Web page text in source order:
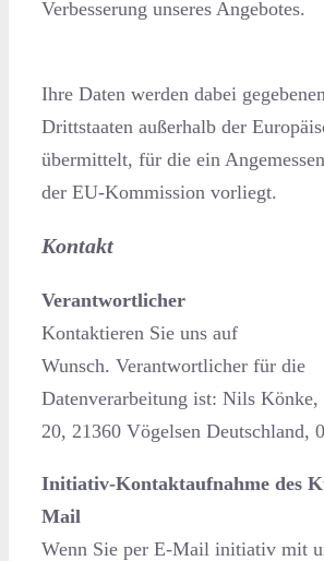
Verbesserung unseres Angebotes.
Ihre Daten werden dabei
Drittstaaten außerhalb der
übermittelt, für die ein
der EU-Kommission vorliegt.
Kontakt
Verantwortlicher
Kontaktieren Sie uns auf
Wunsch. Verantwortlicher für die
Datenverarbeitung ist: Nils Könke,
20, 21360 Vögelsen Deutschland,
Initiativ-Kontaktaufnahme des
Mail
Wenn Sie per E-Mail initiativ mit